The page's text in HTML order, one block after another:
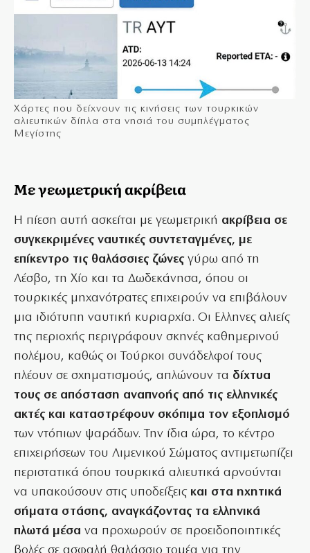
Χάρτες που δείχνουν τις κινήσεις των τουρκικών
αλιευτικών δίπλα στα νησιά του συμπλέγματος
Μεγίστης
Mε γεωμετρική ακρίβεια
Η πίεση αυτή ασκείται με γεωμετρική ακρίβεια σε
συγκεκριμένες ναυτικές συντεταγμένες, με
επίκεντρο τις θαλάσσιες ζώνες γύρω από τη
Λέσβο, τη Χίο και τα Δωδεκάνησα, όπου οι
τουρκικές μηχανότρατες επιχειρούν να επιβάλουν
μια ιδιότυπη ναυτική κυριαρχία. Οι Ελληνες αλιείς
της περιοχής περιγράφουν σκηνές καθημερινού
πολέμου, καθώς οι Τούρκοι συνάδελφοί τους
πλέουν σε σχηματισμούς, απλώνουν τα δίχτυα
τους σε απόσταση αναπνοής από τις ελληνικές
ακτές και καταστρέφουν σκόπιμα τον εξοπλισμό
των ντόπιων ψαράδων. Την ίδια ώρα, το κέντρο
επιχειρήσεων του Λιμενικού Σώματος αντιμετωπίζει
περιστατικά όπου τουρκικά αλιευτικά αρνούνται
να υπακούσουν στις υποδείξεις και στα ηχητικά
σήματα στάσης, αναγκάζοντας τα ελληνικά
πλωτά μέσα να προχωρούν σε προειδοποιητικές
βολές σε ασφαλή θαλάσσιο τομέα για την